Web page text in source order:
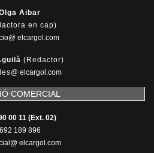
Aibar
en cap)
elcargol.com
(Redactor)
@ elcargol.com
COMERCIAL
00 11 (Ext. 02)
692 189 896
elcargol.com